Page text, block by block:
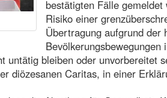
bestätigten Fälle
Risiko einer
Übertragung aufgrund der
Bevölkerungsbewegungen
untätig bleiben oder unvorbereitet
diözesanen Caritas, in einer